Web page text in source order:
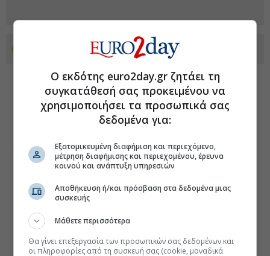
Προσθέστε το euro2day.gr στο Discover
Ο εκδότης euro2day.gr ζητάει τη
συγκατάθεσή σας προκειμένου να
χρησιμοποιήσει τα προσωπικά σας
δεδομένα για:
Εξατομικευμένη διαφήμιση και περιεχόμενο,
μέτρηση διαφήμισης και περιεχομένου, έρευνα
κοινού και ανάπτυξη υπηρεσιών
Αποθήκευση ή/και πρόσβαση στα δεδομένα μιας
συσκευής
Μάθετε περισσότερα
Θα γίνει επεξεργασία των προσωπικών σας δεδομένων και
οι πληροφορίες από τη συσκευή σας (cookie, μοναδικά